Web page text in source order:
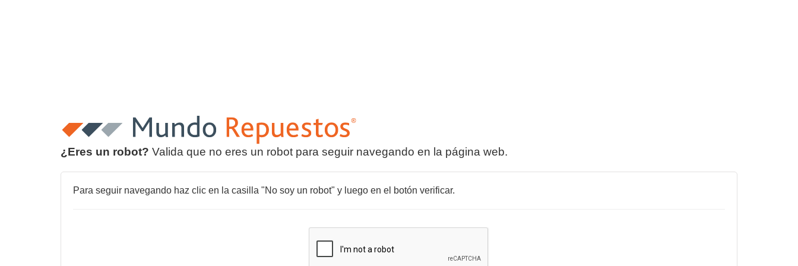
¿Eres un robot? Valida que no eres un robot para seguir navegando en la página web.
Para seguir navegando haz clic en la casilla "No soy un robot" y luego en el botón verificar.